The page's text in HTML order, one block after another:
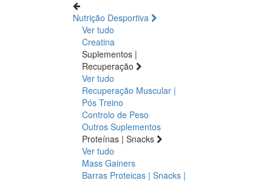
Nutrição Desportiva
Ver tudo
Creatina
Suplementos |
Recuperação
Ver tudo
Recuperação Muscular |
Pós Treino
Controlo de Peso
Outros Suplementos
Proteínas | Snacks
Ver tudo
Mass Gainers
Barras Proteicas | Snacks |